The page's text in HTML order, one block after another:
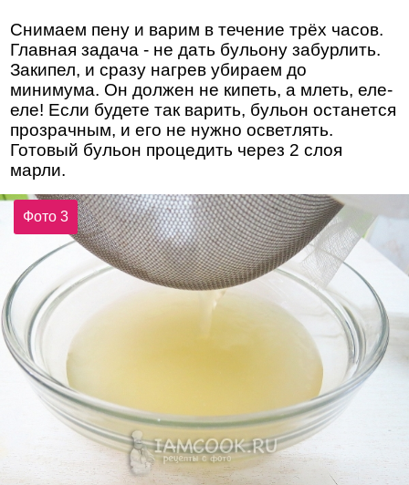
Снимаем пену и варим в течение трёх часов.
Главная задача - не дать бульону забурлить.
Закипел, и сразу нагрев убираем до
минимума. Он должен не кипеть, а млеть, еле-
еле! Если будете так варить, бульон останется
прозрачным, и его не нужно осветлять.
Готовый бульон процедить через 2 слоя
марли.
Фото 3